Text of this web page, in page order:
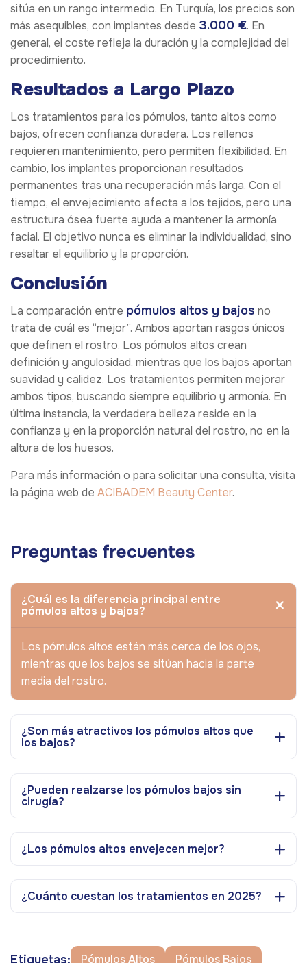
sitúa en un rango intermedio. En Turquía, los precios son
más asequibles, con implantes desde 3.000 €. En
general, el coste refleja la duración y la complejidad del
procedimiento.
Resultados a Largo Plazo
Los tratamientos para los pómulos, tanto altos como
bajos, ofrecen confianza duradera. Los rellenos
requieren mantenimiento, pero permiten flexibilidad. En
cambio, los implantes proporcionan resultados
permanentes tras una recuperación más larga. Con el
tiempo, el envejecimiento afecta a los tejidos, pero una
estructura ósea fuerte ayuda a mantener la armonía
facial. El objetivo nunca es eliminar la individualidad, sino
resaltar el equilibrio y la proporción.
Conclusión
La comparación entre pómulos altos y bajos no
trata de cuál es “mejor”. Ambos aportan rasgos únicos
que definen el rostro. Los pómulos altos crean
definición y angulosidad, mientras que los bajos aportan
suavidad y calidez. Los tratamientos permiten mejorar
ambos tipos, buscando siempre equilibrio y armonía. En
última instancia, la verdadera belleza reside en la
confianza y en la proporción natural del rostro, no en la
altura de los huesos.
Para más información o para solicitar una consulta, visita
la página web de ACIBADEM Beauty Center.
Preguntas frecuentes
¿Cuál es la diferencia principal entre
pómulos altos y bajos?
Los pómulos altos están más cerca de los ojos,
mientras que los bajos se sitúan hacia la parte
media del rostro.
¿Son más atractivos los pómulos altos que
los bajos?
¿Pueden realzarse los pómulos bajos sin
cirugía?
¿Los pómulos altos envejecen mejor?
¿Cuánto cuestan los tratamientos en 2025?
Etiquetas: Pómulos Altos Pómulos Bajos